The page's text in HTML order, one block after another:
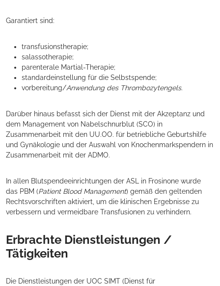
Garantiert sind:
transfusionstherapie;
salassotherapie;
parenterale Martial-Therapie;
standardeinstellung für die Selbstspende;
vorbereitung/Anwendung des Thrombozytengels.
Darüber hinaus befasst sich der Dienst mit der Akzeptanz und
dem Management von Nabelschnurblut (SCO) in
Zusammenarbeit mit den UU.OO. für betriebliche Geburtshilfe
und Gynäkologie und der Auswahl von Knochenmarkspendern in
Zusammenarbeit mit der ADMO.
In allen Blutspendeeinrichtungen der ASL in Frosinone wurde
das PBM (Patient Blood Management) gemäß den geltenden
Rechtsvorschriften aktiviert, um die klinischen Ergebnisse zu
verbessern und vermeidbare Transfusionen zu verhindern.
Erbrachte Dienstleistungen /
Tätigkeiten
Die Dienstleistungen der UOC SIMT (Dienst für